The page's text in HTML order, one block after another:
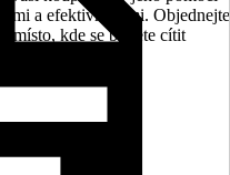
a efektivnějšími. Objednejte
místo, kde se budete cítit